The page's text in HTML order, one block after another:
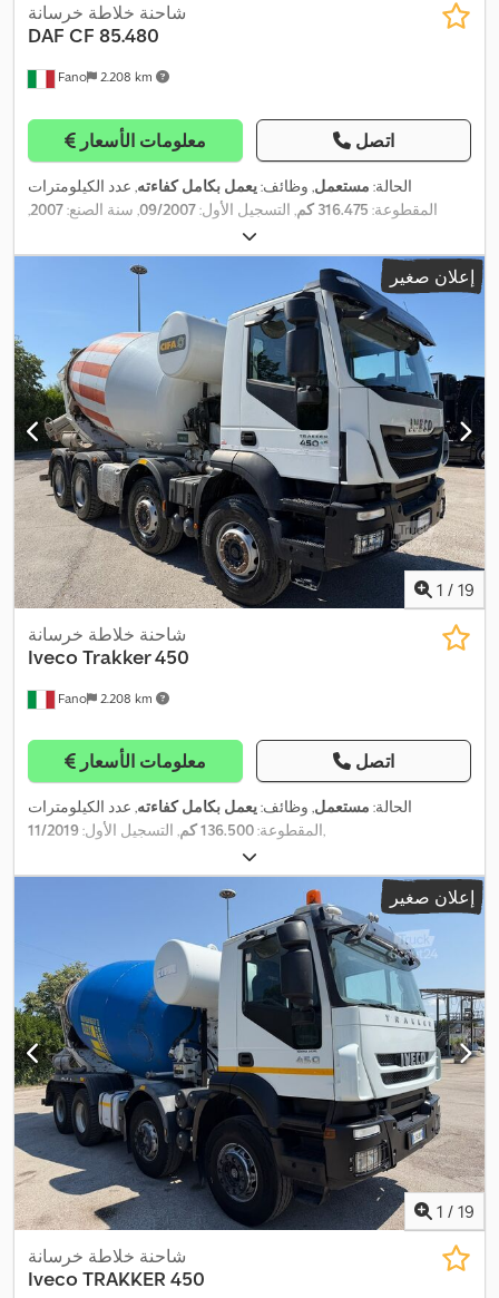
Fano 2.208 km
شاحنة خلاطة خرسانة
DAF CF 85.480
معلومات الأسعار اتصل
الحالة: مستعمل, وظائف:يعمل بكامل كفاءته, عدد الكيلومترات
المقطوعة: 316.475 كم , التسجيل الأول:09/2007 , سنة الصنع:2007
إعلان صغير
1 / 19
Fano 2.208 km
شاحنة خلاطة خرسانة
IvecoTrakker 450
معلومات الأسعار اتصل
الحالة: مستعمل, وظائف:يعمل بكامل كفاءته, عدد الكيلومترات
المقطوعة:136.500 كم , التسجيل الأول:11/2019 ,
إعلان صغير
1 / 19
شاحنة خلاطة خرسانة
IvecoTRAKKER 450